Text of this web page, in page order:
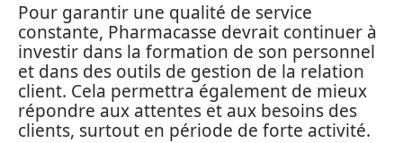
Pour garantir une qualité de service
constante, Pharmacasse devrait continuer à
investir dans la formation de son personnel
et dans des outils de gestion de la relation
client. Cela permettra également de mieux
répondre aux attentes et aux besoins des
clients, surtout en période de forte activité.